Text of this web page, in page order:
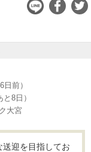
日前）
8日）
大宮
迎を目指してお